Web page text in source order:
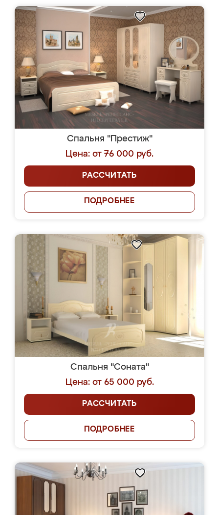
Спальня "Престиж"
Цена: от 76 000 руб.
РАССЧИТАТЬ
ПОДРОБНЕЕ
Спальня "Соната"
Цена: от 65 000 руб.
РАССЧИТАТЬ
ПОДРОБНЕЕ